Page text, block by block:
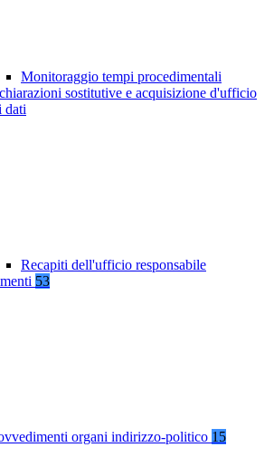
Monitoraggio tempi procedimentali
sostitutive e acquisizione d'ufficio
dati
Recapiti dell'ufficio responsabile
53
organi indirizzo-politico 15